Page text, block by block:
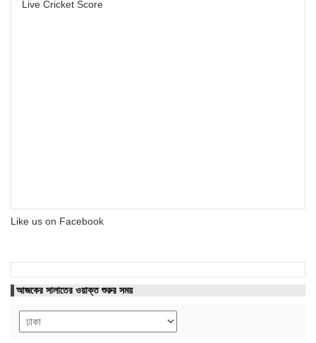
Live Cricket Score
Like us on Facebook
আজকের সালাতের ওয়াক্ত শুরুর সময়